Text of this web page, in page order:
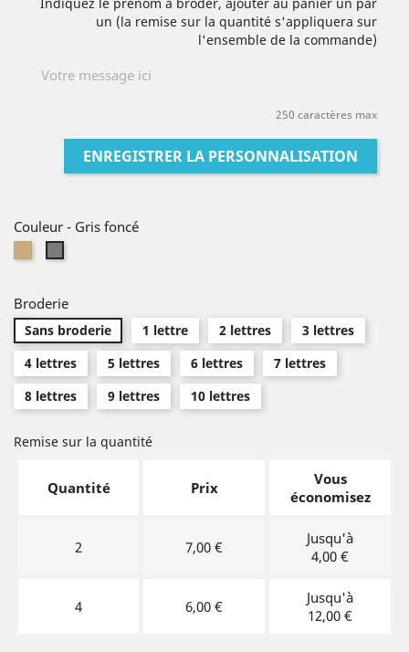
un (la remise sur la quantité s'appliquera sur
l'ensemble de la commande)
250 caractères max
ENREGISTRER LA PERSONNALISATION
Couleur - Gris foncé
Broderie
Sans broderie 1 lettre 2 lettres
3 lettres
4 lettres
5 lettres 6 lettres
7 lettres
8 lettres
9 lettres 10 lettres
Remise sur la quantité
Quantité Prix
Vous
économisez
2 7,00 €
Jusqu'à
4,00 €
4 6,00 €
Jusqu'à
12,00 €